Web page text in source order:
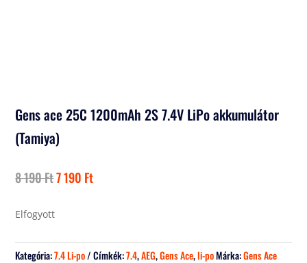
Gens ace 25C 1200mAh 2S 7.4V LiPo akkumulátor
(Tamiya)
8 190FtOriginal
190 Ft.
7 190 FtCurrent
190 Ft.
Elfogyott
Kategória:7.4 Li-po Címkék:7.4,AEG,Gens Ace,li-poMárka:Gens Ace